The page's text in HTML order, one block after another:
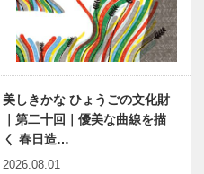
美しきかな ひょうごの文化財
｜第二十回｜優美な曲線を描
く 春日造…
2026.08.01